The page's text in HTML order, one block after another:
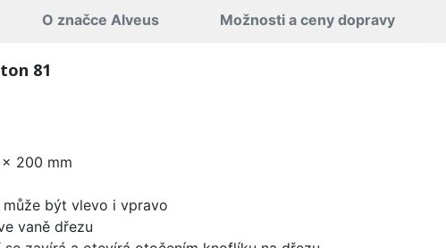
O značce Alveus Možnosti a ceny dopravy
81
200 mm
může být vlevo i vpravo
vaně dřezu